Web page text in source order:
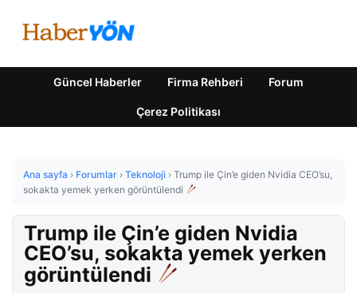
Güncel Haberler Firma Rehberi Forum
Çerez Politikası
Ana sayfa › Forumlar › Teknoloji › Trump ile Çin’e giden Nvidia CEO’su,
sokakta yemek yerken görüntülendi
Trump ile Çin’e giden Nvidia
CEO’su, sokakta yemek yerken
görüntülendi